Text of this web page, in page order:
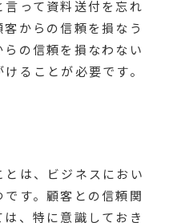
って資料送付を忘れ
からの信頼を損なう
の信頼を損なわない
ることが必要です。
は、ビジネスにおい
す。顧客との信頼関
、特に意識しておき